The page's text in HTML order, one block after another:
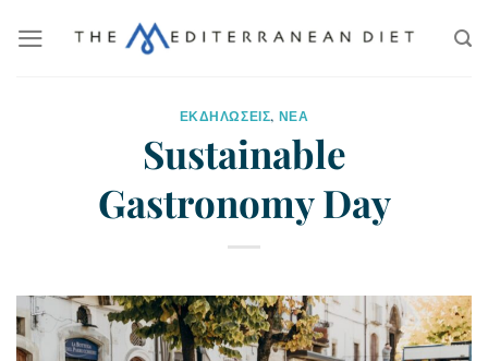
ΕΚΔΗΛΩΣΕΙΣ, ΝΕΑ
Sustainable
Gastronomy Day